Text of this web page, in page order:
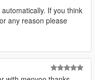
If you think
any reason please